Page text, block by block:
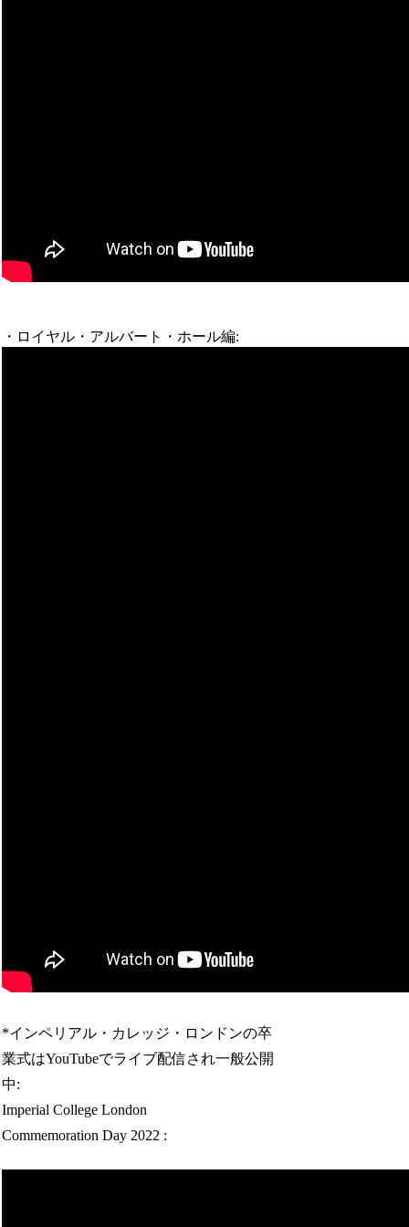
・ロイヤル・アルバート・ホール編:
*インペリアル・カレッジ・ロンドンの卒
業式はYouTubeでライブ配信され一般公開
中:
Imperial College London
Commemoration Day 2022 :